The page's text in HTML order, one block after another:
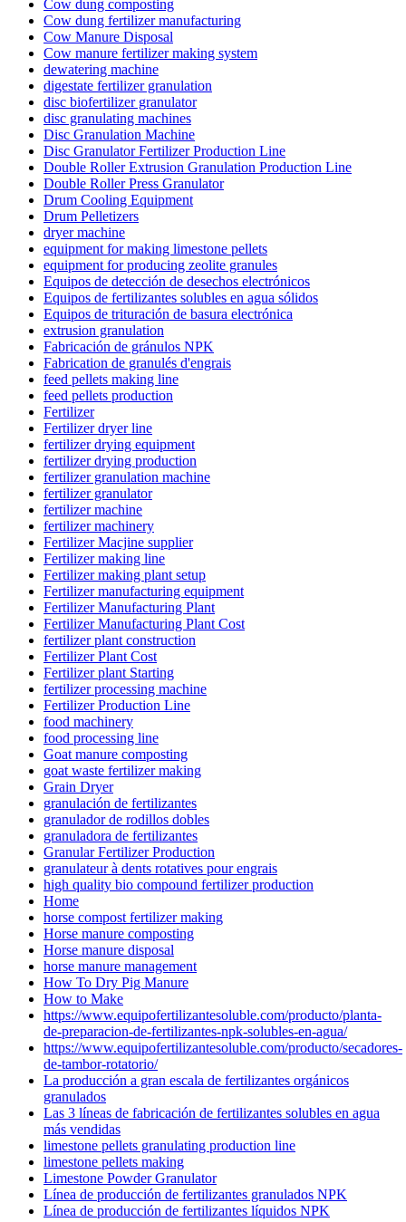
Cow dung composting
Cow dung fertilizer manufacturing
Cow Manure Disposal
Cow manure fertilizer making system
dewatering machine
digestate fertilizer granulation
disc biofertilizer granulator
disc granulating machines
Disc Granulation Machine
Disc Granulator Fertilizer Production Line
Double Roller Extrusion Granulation Production Line
Double Roller Press Granulator
Drum Cooling Equipment
Drum Pelletizers
dryer machine
equipment for making limestone pellets
equipment for producing zeolite granules
Equipos de detección de desechos electrónicos
Equipos de fertilizantes solubles en agua sólidos
Equipos de trituración de basura electrónica
extrusion granulation
Fabricación de gránulos NPK
Fabrication de granulés d'engrais
feed pellets making line
feed pellets production
Fertilizer
Fertilizer dryer line
fertilizer drying equipment
fertilizer drying production
fertilizer granulation machine
fertilizer granulator
fertilizer machine
fertilizer machinery
Fertilizer Macjine supplier
Fertilizer making line
Fertilizer making plant setup
Fertilizer manufacturing equipment
Fertilizer Manufacturing Plant
Fertilizer Manufacturing Plant Cost
fertilizer plant construction
Fertilizer Plant Cost
Fertilizer plant Starting
fertilizer processing machine
Fertilizer Production Line
food machinery
food processing line
Goat manure composting
goat waste fertilizer making
Grain Dryer
granulación de fertilizantes
granulador de rodillos dobles
granuladora de fertilizantes
Granular Fertilizer Production
granulateur à dents rotatives pour engrais
high quality bio compound fertilizer production
Home
horse compost fertilizer making
Horse manure composting
Horse manure disposal
horse manure management
How To Dry Pig Manure
How to Make
https://www.equipofertilizantesoluble.com/producto/planta-
de-preparacion-de-fertilizantes-npk-solubles-en-agua/
https://www.equipofertilizantesoluble.com/producto/secadores-
de-tambor-rotatorio/
La producción a gran escala de fertilizantes orgánicos
granulados
Las 3 líneas de fabricación de fertilizantes solubles en agua
más vendidas
limestone pellets granulating production line
limestone pellets making
Limestone Powder Granulator
Línea de producción de fertilizantes granulados NPK
Línea de producción de fertilizantes líquidos NPK